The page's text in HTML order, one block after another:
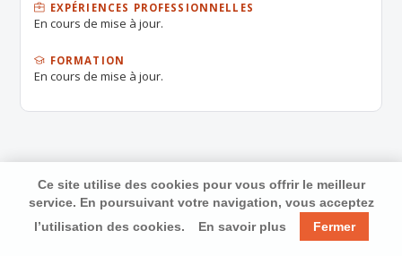
EXPÉRIENCES PROFESSIONNELLES
En cours de mise à jour.
FORMATION
En cours de mise à jour.
Ce site utilise des cookies pour vous offrir le meilleur
service. En poursuivant votre navigation, vous acceptez
l’utilisation des cookies.
En savoir plus Fermer